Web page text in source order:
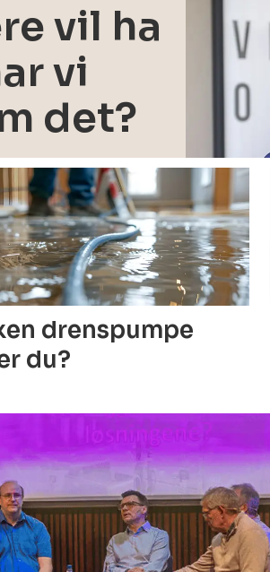
vil ha
vi
det?
drenspumpe
du?